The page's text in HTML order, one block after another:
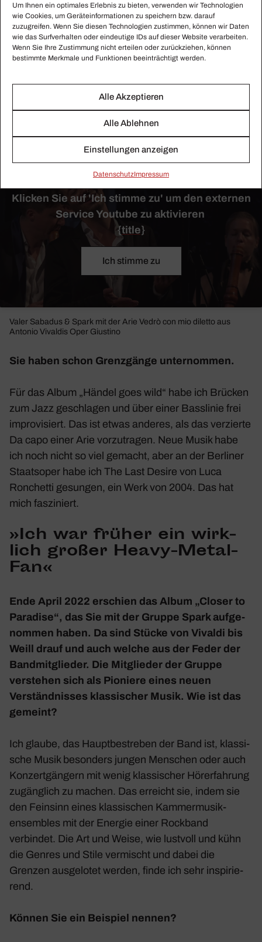
Um Ihnen ein optimales Erlebnis zu bieten, verwenden wir Technologien
wie Cookies, um Geräteinformationen zu speichern bzw. darauf
zuzugreifen. Wenn Sie diesen Technologien zustimmen, können wir Daten
wie das Surfverhalten oder eindeutige IDs auf dieser Website verarbeiten.
Wenn Sie Ihre Zustimmung nicht erteilen oder zurückziehen, können
bestimmte Merkmale und Funktionen beeinträchtigt werden.
Alle Akzeptieren
Alle Ablehnen
Einstellungen anzeigen
Daten­schutzImpressum
nicht als Epigonen der Kastraten abge­stem­pelt
werden. Die Barock­zeit, das war die Welt der hohen
Stimmen – die Poetik des Wunder­baren, die Ambi­
guität der Geschlech­ter­rollen. Das gehört auch heute
werden. Ja, ich inter­es­siere mich durchaus und
sogar sehr für anderes Reper­toire. Es ist aber ande­
rer­seits so, dass wir für Barock nun einmal am
meisten gefragt werden.
Klicken Sie auf 'Ich stimme zu' um den externen
Service Youtube zu aktivieren
{title}
Ich stimme zu
Valer Sabadus & Spark mit der Arie Vedrò con mio diletto aus
Antonio Vivaldis Oper Gius­tino
Sie haben schon Grenz­gänge unter­nommen.
Für das Album „Händel goes wild“ habe ich Brücken
zum Jazz geschlagen und über einer Bass­linie frei
impro­vi­siert. Das ist etwas anderes, als das verzierte
Da capo einer Arie vorzu­tragen. Neue Musik habe
ich noch nicht so viel gemacht, aber an der Berliner
Staats­oper habe ich The Last Desire von Luca
Ronchetti gesungen, ein Werk von 2004. Das hat
mich faszi­niert.
»Ich war früher ein wirk­
lich großer Heavy-Metal-
Fan«
Ende April 2022 erschien das Album „Closer to
Para­dise“, das Sie mit der Gruppe Spark aufge­
nommen haben. Da sind Stücke von Vivaldi bis
Weill drauf und auch welche aus der Feder der
Band­mit­glieder. Die Mitglieder der Gruppe
verstehen sich als Pioniere eines neuen
Verständ­nisses klas­si­scher Musik. Wie ist das
gemeint?
Ich glaube, das Haupt­be­streben der Band ist, klas­si­
sche Musik beson­ders jungen Menschen oder auch
Konzert­gän­gern mit wenig klas­si­scher Hörerfah­rung
zugäng­lich zu machen. Das erreicht sie, indem sie
den Fein­sinn eines klas­si­schen Kammer­mu­sik­
ensem­bles mit der Energie einer Rock­band
verbindet. Die Art und Weise, wie lust­voll und kühn
die Genres und Stile vermischt und dabei die
Grenzen ausge­lotet werden, finde ich sehr inspi­rie­
rend.
Können Sie ein Beispiel nennen?